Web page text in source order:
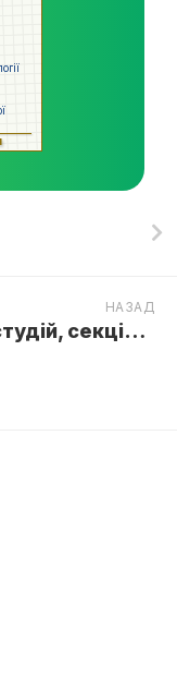
НАЗАД
Запрошуємо до гуртків, студій, секцій!💙💛